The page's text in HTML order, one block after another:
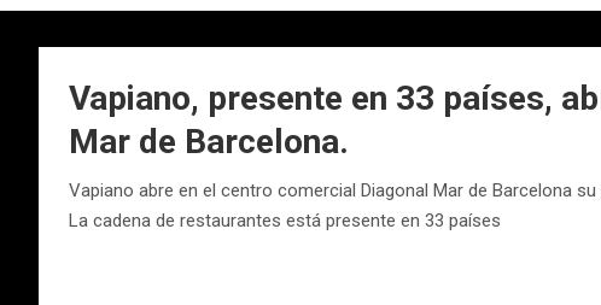
Vapiano, presente en 33 países,
Mar de Barcelona.
Vapiano abre en el centro comercial Diagonal Mar de Barcelona
La cadena de restaurantes está presente en 33 países